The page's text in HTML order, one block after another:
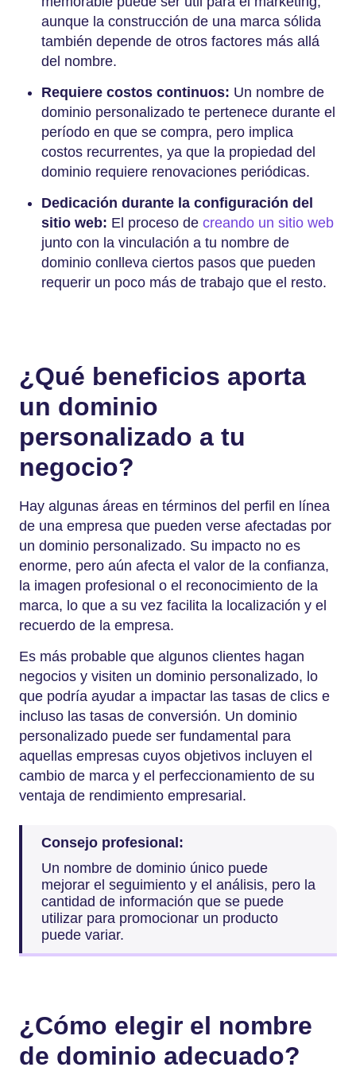
aunque la construcción de una marca sólida
también depende de otros factores más allá
del nombre.
Requiere costos continuos: Un nombre de
dominio personalizado te pertenece durante el
período en que se compra, pero implica
costos recurrentes, ya que la propiedad del
dominio requiere renovaciones periódicas.
Dedicación durante la configuración del
sitio web: El proceso de creando un sitio web
junto con la vinculación a tu nombre de
dominio conlleva ciertos pasos que pueden
requerir un poco más de trabajo que el resto.
¿Qué beneficios aporta
un dominio
personalizado a tu
negocio?
Hay algunas áreas en términos del perfil en línea
de una empresa que pueden verse afectadas por
un dominio personalizado. Su impacto no es
enorme, pero aún afecta el valor de la confianza,
la imagen profesional o el reconocimiento de la
marca, lo que a su vez facilita la localización y el
recuerdo de la empresa.
Es más probable que algunos clientes hagan
negocios y visiten un dominio personalizado, lo
que podría ayudar a impactar las tasas de clics e
incluso las tasas de conversión. Un dominio
personalizado puede ser fundamental para
aquellas empresas cuyos objetivos incluyen el
cambio de marca y el perfeccionamiento de su
ventaja de rendimiento empresarial.
Consejo profesional:
Un nombre de dominio único puede
mejorar el seguimiento y el análisis, pero la
cantidad de información que se puede
utilizar para promocionar un producto
puede variar.
¿Cómo elegir el nombre
de dominio adecuado?